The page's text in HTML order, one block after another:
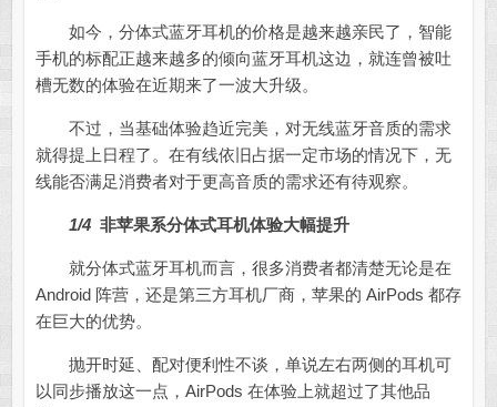
如今，分体式蓝牙耳机的价格是越来越亲民了，智能
手机的标配正越来越多的倾向蓝牙耳机这边，就连曾被吐
槽无数的体验在近期来了一波大升级。
不过，当基础体验趋近完美，对无线蓝牙音质的需求
就得提上日程了。在有线依旧占据一定市场的情况下，无
线能否满足消费者对于更高音质的需求还有待观察。
1/4 非苹果系分体式耳机体验大幅提升
就分体式蓝牙耳机而言，很多消费者都清楚无论是在
Android 阵营，还是第三方耳机厂商，苹果的 AirPods 都存
在巨大的优势。
抛开时延、配对便利性不谈，单说左右两侧的耳机可
以同步播放这一点，AirPods 在体验上就超过了其他品